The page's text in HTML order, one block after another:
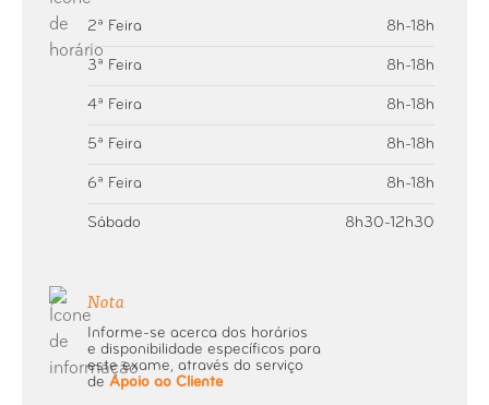
2ª Feira 8h-18h
3ª Feira 8h-18h
4ª Feira 8h-18h
5ª Feira 8h-18h
6ª Feira 8h-18h
Sábado 8h30-12h30
Nota
Informe-se acerca dos horários
e disponibilidade específicos para
este exame, através do serviço
de Apoio ao Cliente